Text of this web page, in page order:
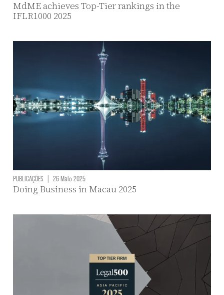
MdME achieves Top-Tier rankings in the
IFLR1000 2025
PUBLICAÇÕES | 26 Maio 2025
Doing Business in Macau 2025